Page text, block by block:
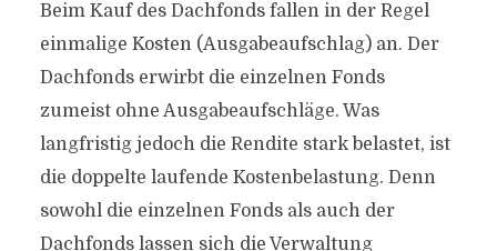
Beim Kauf des Dachfonds fallen in der Regel
einmalige Kosten (Ausgabeaufschlag) an. Der
Dachfonds erwirbt die einzelnen Fonds
zumeist ohne Ausgabeaufschläge. Was
langfristig jedoch die Rendite stark belastet, ist
die doppelte laufende Kostenbelastung. Denn
sowohl die einzelnen Fonds als auch der
Dachfonds lassen sich die Verwaltung